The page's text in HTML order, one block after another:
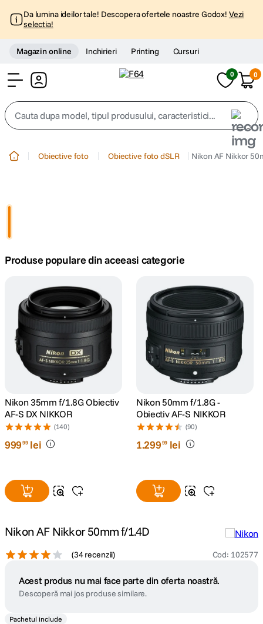
Da lumina ideilor tale! Descopera ofertele noastre Godox! Vezi
selectia!
Magazin online Inchirieri Printing Cursuri
0 0
Cauta dupa model, tipul produsului, caracteristici...
4. peak design
canon sx740 hs
6 . lavaliera
sony fx
8. card memorie
9. dji mic mini
10 . dji osmo
Obiective foto Obiective foto dSLR Nikon AF Nikkor
Produse populare din aceeasi categorie
Nikon 35mm f/1.8G Obiectiv
AF-S DX NIKKOR
(140)
99999 lei
Nikon 50mm f/1.8G -
Obiectiv AF-S NIKKOR
(90)
1.29999 lei
Nikon AF Nikkor 50mm f/1.4D
(34 recenzii) Cod: 102577
Acest produs nu mai face parte din oferta noastră.
Descoperă mai jos produse similare.
Pachetul include